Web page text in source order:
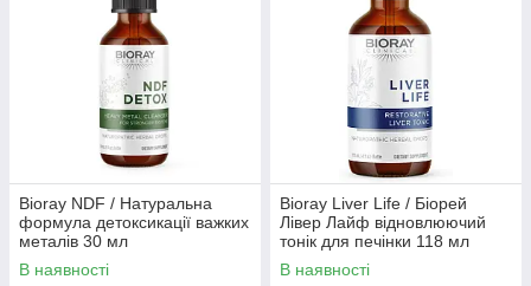
Bioray NDF / Натуральна
формула детоксикації важких
металів 30 мл
В наявності
Bioray Liver Life / Біорей
Лівер Лайф відновлюючий
тонік для печінки 118 мл
В наявності